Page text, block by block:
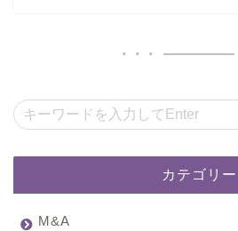
カテゴリー
M&A